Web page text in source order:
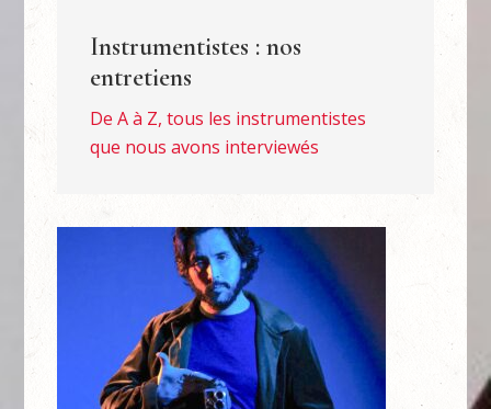
Instrumentistes : nos
entretiens
De A à Z, tous les instrumentistes
que nous avons interviewés